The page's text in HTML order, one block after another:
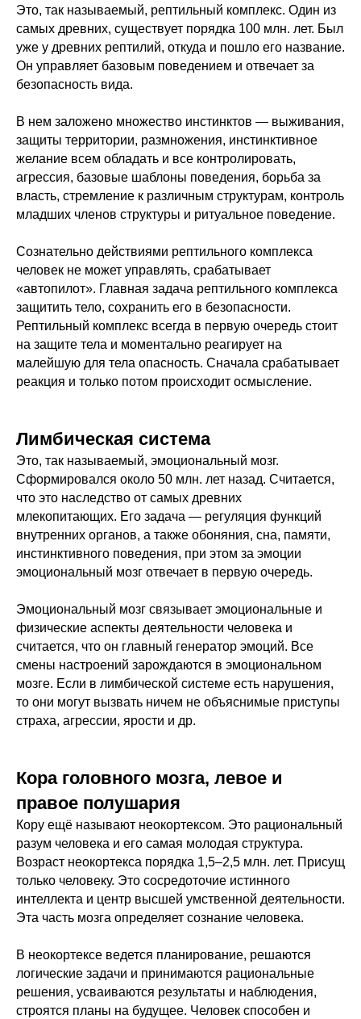
Это, так называемый, рептильный комплекс. Один из
самых древних, существует порядка 100 млн. лет. Был
уже у древних рептилий, откуда и пошло его название.
Он управляет базовым поведением и отвечает за
безопасность вида.
В нем заложено множество инстинктов — выживания,
защиты территории, размножения, инстинктивное
желание всем обладать и все контролировать,
агрессия, базовые шаблоны поведения, борьба за
власть, стремление к различным структурам, контроль
младших членов структуры и ритуальное поведение.
Сознательно действиями рептильного комплекса
человек не может управлять, срабатывает
«автопилот». Главная задача рептильного комплекса
защитить тело, сохранить его в безопасности.
Рептильный комплекс всегда в первую очередь стоит
на защите тела и моментально реагирует на
малейшую для тела опасность. Сначала срабатывает
реакция и только потом происходит осмысление.
Лимбическая система
Это, так называемый, эмоциональный мозг.
Сформировался около 50 млн. лет назад. Считается,
что это наследство от самых древних
млекопитающих. Его задача — регуляция функций
внутренних органов, а также обоняния, сна, памяти,
инстинктивного поведения, при этом за эмоции
эмоциональный мозг отвечает в первую очередь.
Эмоциональный мозг связывает эмоциональные и
физические аспекты деятельности человека и
считается, что он главный генератор эмоций. Все
смены настроений зарождаются в эмоциональном
мозге. Если в лимбической системе есть нарушения,
то они могут вызвать ничем не объяснимые приступы
страха, агрессии, ярости и др.
Кора головного мозга, левое и
правое полушария
Кору ещё называют неокортексом. Это рациональный
разум человека и его самая молодая структура.
Возраст неокортекса порядка 1,5–2,5 млн. лет. Присущ
только человеку. Это сосредоточие истинного
интеллекта и центр высшей умственной деятельности.
Эта часть мозга определяет сознание человека.
В неокортексе ведется планирование, решаются
логические задачи и принимаются рациональные
решения, усваиваются результаты и наблюдения,
строятся планы на будущее. Человек способен и